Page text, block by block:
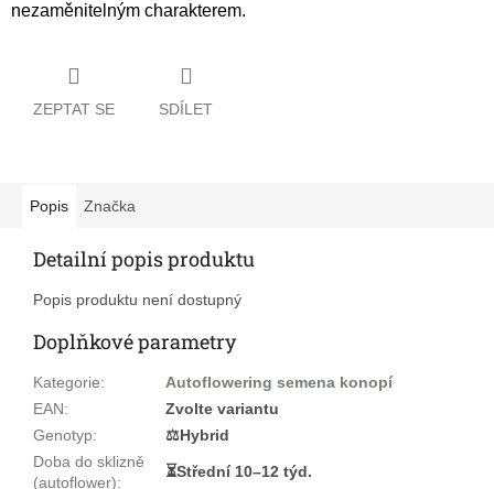
nezaměnitelným charakterem.
ZEPTAT SE SDÍLET
Popis Značka
Detailní popis produktu
Popis produktu není dostupný
Doplňkové parametry
Kategorie:
Autoflowering semena konopí
EAN:
Zvolte variantu
Genotyp:
⚖️Hybrid
Doba do sklizně
(autoflower):
⏳Střední 10–12 týd.